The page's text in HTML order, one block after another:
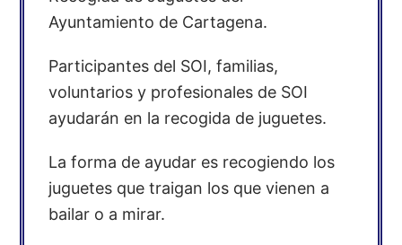
Ayuntamiento de Cartagena.
Participantes del SOI, familias,
voluntarios y profesionales de SOI
ayudarán en la recogida de juguetes.
La forma de ayudar es recogiendo los
juguetes que traigan los que vienen a
bailar o a mirar.